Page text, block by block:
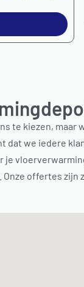
te kiezen, maar
dat we iedere
je
offertes zijn